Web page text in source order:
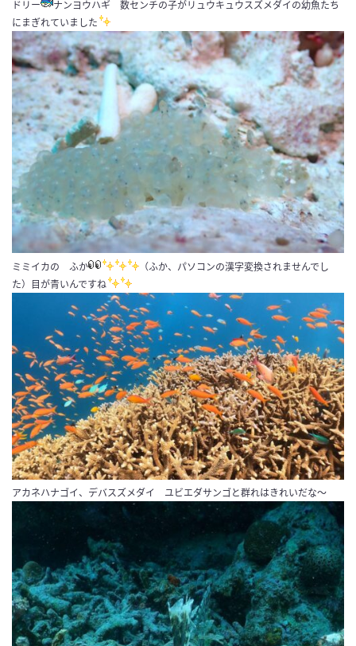
ドリー
ナンヨウハギ 数センチの子がリュウキュウスズメダイの幼魚たち
にまぎれていました
ミミイカの ふか
（ふか、パソコンの漢字変換されませんでし
た）目が青いんですね
アカネハナゴイ、デバスズメダイ ユビエダサンゴと群れはきれいだな～